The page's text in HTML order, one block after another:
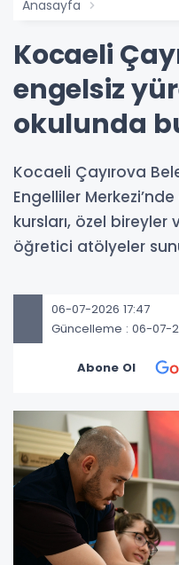
Anasayfa
Kocaeli
engelsiz
okulunda
Kocaeli Çayırova
Engelliler
kursları, özel
öğretici atölyeler
06-07-2026 17:47
Güncelleme : 06-07-
Abone Ol